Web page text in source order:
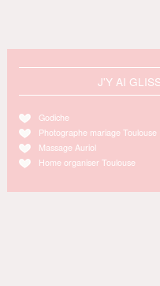
J'Y AI
Godiche
Photographe mariage Toulouse
Massage Auriol
Home organiser Toulouse